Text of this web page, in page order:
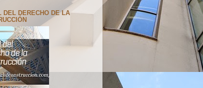
DEL DERECHO DE LA